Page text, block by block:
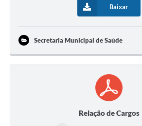
Baixar
Secretaria Municipal de Saúde
Relação de Cargos